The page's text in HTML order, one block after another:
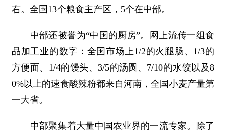
右。全国13个粮食主产区，5个在中部。
中部还被誉为“中国的厨房”。网上流传一组食
品加工业的数字：全国市场上1/2的火腿肠、1/3的
方便面、1/4的馒头、3/5的汤圆、7/10的水饺以及8
0%以上的速食酸辣粉都来自河南，全国小麦产量第
一大省。
中部聚集着大量中国农业界的一流专家。除了